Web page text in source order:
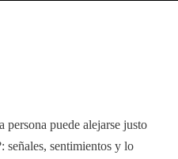
persona puede alejarse justo
señales, sentimientos y lo